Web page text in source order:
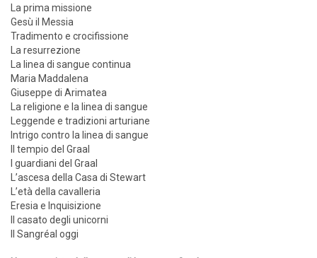
La prima missione
Gesù il Messia
Tradimento e crocifissione
La resurrezione
La linea di sangue continua
Maria Maddalena
Giuseppe di Arimatea
La religione e la linea di sangue
Leggende e tradizioni arturiane
Intrigo contro la linea di sangue
Il tempio del Graal
I guardiani del Graal
L’ascesa della Casa di Stewart
L’età della cavalleria
Eresia e Inquisizione
Il casato degli unicorni
Il Sangréal oggi